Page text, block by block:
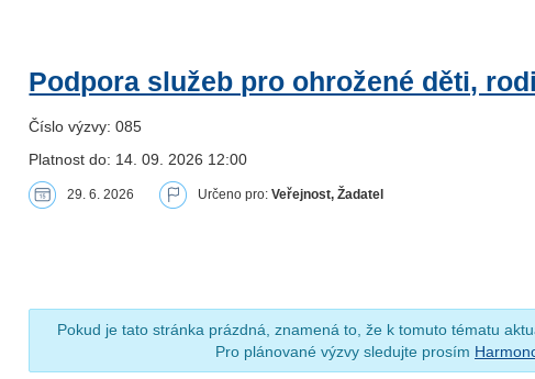
Podpora služeb pro ohrožené děti,
Číslo výzvy: 085
Platnost do: 14. 09. 2026 12:00
29. 6. 2026 Určeno pro:Veřejnost, Žadatel
Pokud je tato stránka prázdná, znamená to, že k tomuto tématu
Pro plánované výzvy sledujte prosím